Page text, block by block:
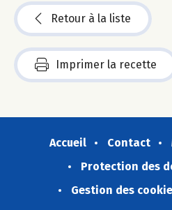
Retour à la liste
Imprimer la recette
Accueil Contact
Protection des
Gestion des